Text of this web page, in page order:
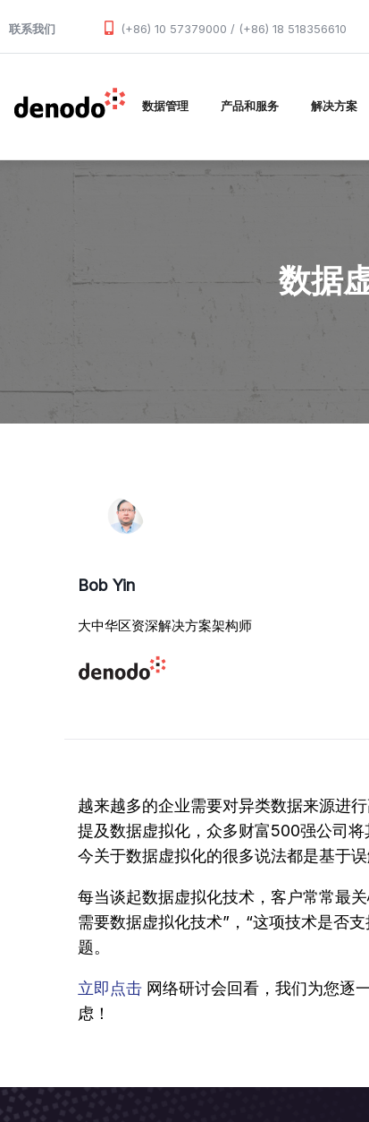
联系我们 (+86) 10 57379000 / (+86) 18 518356610
数据管理 产品和服务 解决方案
数据
Bob Yin
大中华区资深解决方案架构师
越来越多的企业需要对异类数据来源进
提及数据虚拟化，众多财富500强公司
今关于数据虚拟化的很多说法都是基于误
每当谈起数据虚拟化技术，客户常常最
需要数据虚拟化技术”，“这项技术是否
题。
立即点击 网络研讨会回看，我们为您逐
虑！